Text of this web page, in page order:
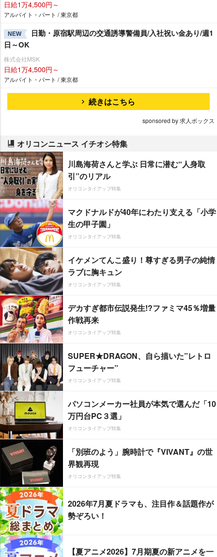
日給1万4,500円～
アルバイト・パート / 東京都
NEW
日勤・原宿駅周辺の交通誘導警備員/入社祝い金あり/週1
日～OK
株式会社MSK
日給1万4,500円～
アルバイト・パート / 東京都
続きはこちら
sponsored by 求人ボックス
オリコンニュース イチオシ特集
川島海荷さんと学ぶ 日常に潜む“人身取
引”のリアル
オリコンタイアップ特集
マクドナルドが40年にわたり支える「小学
生の甲子園」
オリコンタイアップ特集
イケメンてんこ盛り！尊すぎる男子の純情
ラブに胸キュン
オリコンタイアップ特集
デカすぎ都市伝説発生!?ファミマ45％増量
作戦再来
オリコンタイアップ特集
SUPER★DRAGON、自ら描いた”レトロ
フューチャー”
オリコンタイアップ特集
パソコンメーカー社員が本気で選んだ「10
万円台PC３選」
オリコンタイアップ特集
「別班のよう」腕時計で『VIVANT』の世
界観再現
オリコンタイアップ特集
2026年7月夏ドラマも、注目作＆話題作が
勢ぞろい！
【夏アニメ2026】7月期夏の新アニメを一